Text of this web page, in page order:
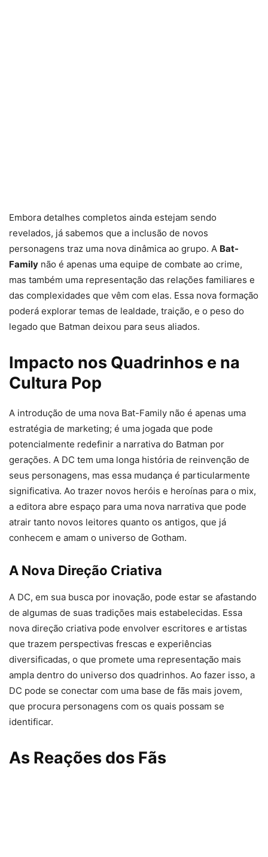
Embora detalhes completos ainda estejam sendo
revelados, já sabemos que a inclusão de novos
personagens traz uma nova dinâmica ao grupo. A Bat-
Family não é apenas uma equipe de combate ao crime,
mas também uma representação das relações familiares e
das complexidades que vêm com elas. Essa nova formação
poderá explorar temas de lealdade, traição, e o peso do
legado que Batman deixou para seus aliados.
Impacto nos Quadrinhos e na
Cultura Pop
A introdução de uma nova Bat-Family não é apenas uma
estratégia de marketing; é uma jogada que pode
potencialmente redefinir a narrativa do Batman por
gerações. A DC tem uma longa história de reinvenção de
seus personagens, mas essa mudança é particularmente
significativa. Ao trazer novos heróis e heroínas para o mix,
a editora abre espaço para uma nova narrativa que pode
atrair tanto novos leitores quanto os antigos, que já
conhecem e amam o universo de Gotham.
A Nova Direção Criativa
A DC, em sua busca por inovação, pode estar se afastando
de algumas de suas tradições mais estabelecidas. Essa
nova direção criativa pode envolver escritores e artistas
que trazem perspectivas frescas e experiências
diversificadas, o que promete uma representação mais
ampla dentro do universo dos quadrinhos. Ao fazer isso, a
DC pode se conectar com uma base de fãs mais jovem,
que procura personagens com os quais possam se
identificar.
As Reações dos Fãs